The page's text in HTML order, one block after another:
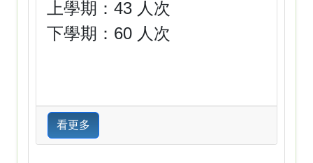
上學期：43 人次
下學期：60 人次
看更多